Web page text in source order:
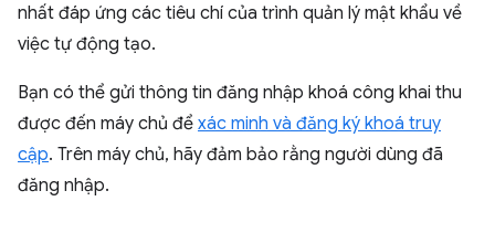
nhất đáp ứng các tiêu chí của trình quản lý mật khẩu về
việc tự động tạo.
Bạn có thể gửi thông tin đăng nhập khoá công khai thu
được đến máy chủ để xác minh và đăng ký khoá truy
cập. Trên máy chủ, hãy đảm bảo rằng người dùng đã
đăng nhập.